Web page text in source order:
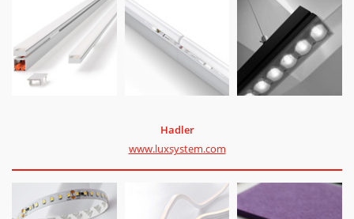
Hadler
www.luxsystem.com